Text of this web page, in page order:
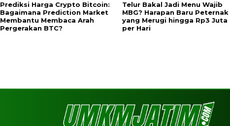
Prediksi Harga Crypto Bitcoin:
Bagaimana Prediction Market
Membantu Membaca Arah
Pergerakan BTC?
Telur Bakal Jadi Menu Wajib
MBG? Harapan Baru Peternak
yang Merugi hingga Rp3 Juta
per Hari